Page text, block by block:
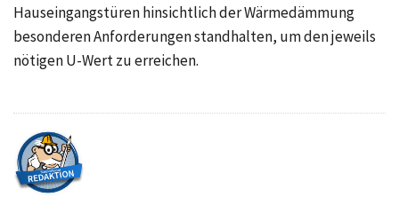
Hauseingangstüren hinsichtlich der Wärmedämmung
besonderen Anforderungen standhalten, um den jeweils
nötigen U-Wert zu erreichen.